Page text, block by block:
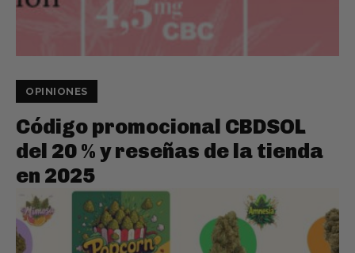
OPINIONES
Código promocional CBDSOL
del 20 % y reseñas de la tienda
en 2025